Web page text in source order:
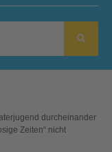
durcheinander
Zeiten“ nicht